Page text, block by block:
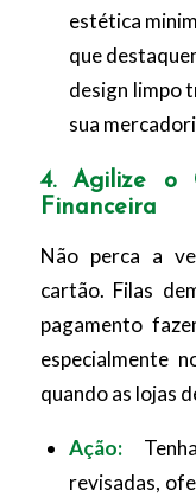
estética
que
design limpo
sua
4. Agilize o
Financeira
Não perca a
cartão. Filas
pagamento
especialmente
quando as lojas
Ação:
revisadas,